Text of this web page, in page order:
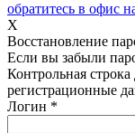
обратитесь в офис
X
Восстановление
Если вы забыли
Контрольная
регистрационные
Логин *